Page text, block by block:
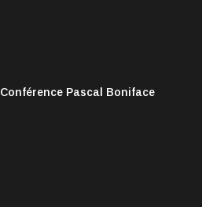
Pascal Boniface